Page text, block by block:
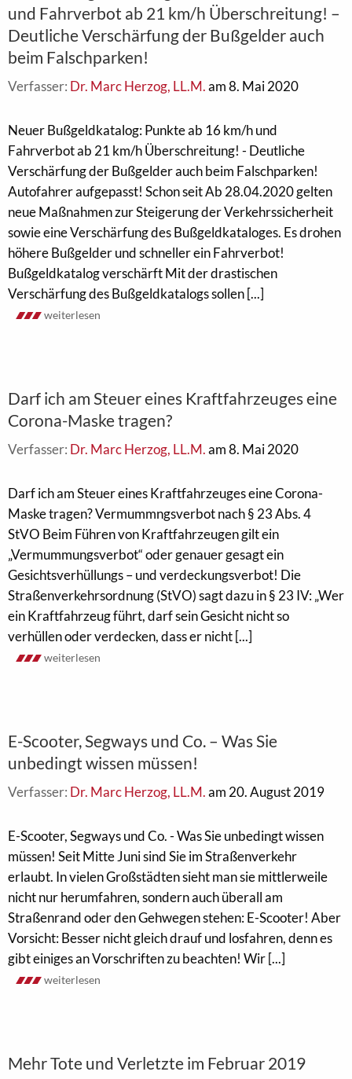
und Fahrverbot ab 21 km/h Überschreitung! –
Deutliche Verschärfung der Bußgelder auch
beim Falschparken!
Verfasser: Dr. Marc Herzog, LL.M.am 8. Mai 2020
Neuer Bußgeldkatalog: Punkte ab 16 km/h und
Fahrverbot ab 21 km/h Überschreitung! - Deutliche
Verschärfung der Bußgelder auch beim Falschparken!
Autofahrer aufgepasst! Schon seit Ab 28.04.2020 gelten
neue Maßnahmen zur Steigerung der Verkehrssicherheit
sowie eine Verschärfung des Bußgeldkataloges. Es drohen
höhere Bußgelder und schneller ein Fahrverbot!
Bußgeldkatalog verschärft Mit der drastischen
Verschärfung des Bußgeldkatalogs sollen [...]
weiterlesen
Darf ich am Steuer eines Kraftfahrzeuges eine
Corona-Maske tragen?
Verfasser: Dr. Marc Herzog, LL.M.am 8. Mai 2020
Darf ich am Steuer eines Kraftfahrzeuges eine Corona-
Maske tragen? Vermummngsverbot nach § 23 Abs. 4
StVO Beim Führen von Kraftfahrzeugen gilt ein
„Vermummungsverbot“ oder genauer gesagt ein
Gesichtsverhüllungs – und verdeckungsverbot! Die
Straßenverkehrsordnung (StVO) sagt dazu in § 23 IV: „Wer
ein Kraftfahrzeug führt, darf sein Gesicht nicht so
verhüllen oder verdecken, dass er nicht [...]
weiterlesen
E-Scooter, Segways und Co. – Was Sie
unbedingt wissen müssen!
Verfasser: Dr. Marc Herzog, LL.M.am 20. August 2019
E-Scooter, Segways und Co. - Was Sie unbedingt wissen
müssen! Seit Mitte Juni sind Sie im Straßenverkehr
erlaubt. In vielen Großstädten sieht man sie mittlerweile
nicht nur herumfahren, sondern auch überall am
Straßenrand oder den Gehwegen stehen: E-Scooter! Aber
Vorsicht: Besser nicht gleich drauf und losfahren, denn es
gibt einiges an Vorschriften zu beachten! Wir [...]
weiterlesen
Mehr Tote und Verletzte im Februar 2019